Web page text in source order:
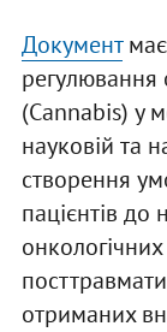
Документмає
регулювання
(Cannabis) у
науковій та
створення
пацієнтів до
отриманих